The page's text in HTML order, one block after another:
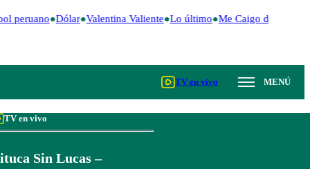
peruano Dólar Valentina Valiente Lo último Me Caigo de Risa
TV en vivo MENÚ
TV en vivo
Sin Lucas –